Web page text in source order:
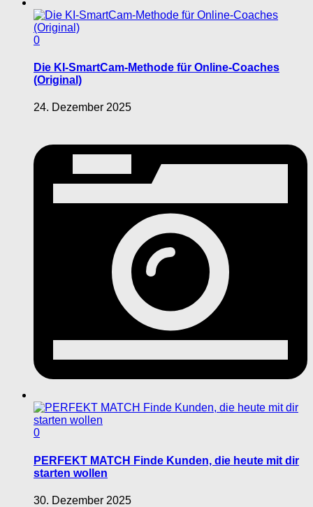
0
Die KI-SmartCam-Methode für Online-Coaches
(Original)
24. Dezember 2025
0
PERFEKT MATCH Finde Kunden, die heute mit dir
starten wollen
30. Dezember 2025